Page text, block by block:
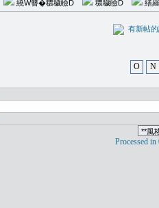
繞W簪�穠穢瞼D 穠穢瞼D 繕
有新
O N
Processed